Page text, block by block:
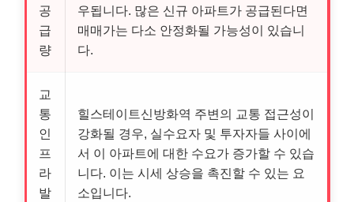
공
급
량
우됩니다. 많은 신규 아파트가 공급된다면
매매가는 다소 안정화될 가능성이 있습니
다.
교
통
인
프
라
발
힐스테이트신방화역 주변의 교통 접근성이
강화될 경우, 실수요자 및 투자자들 사이에
서 이 아파트에 대한 수요가 증가할 수 있습
니다. 이는 시세 상승을 촉진할 수 있는 요
소입니다.